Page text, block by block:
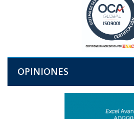
OPINIONES